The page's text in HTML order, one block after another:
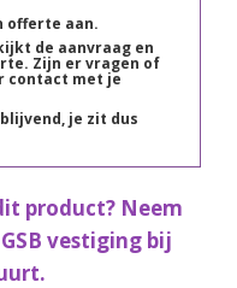
offerte aan.
de aanvraag en
Zijn er vragen of
contact met je
je zit dus
product? Neem
vestiging bij